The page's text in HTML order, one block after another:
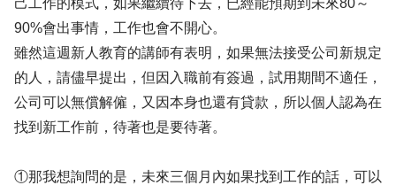
己工作的模式，如果繼續待下去，已經能預期到未來80～
90%會出事情，工作也會不開心。
雖然這週新人教育的講師有表明，如果無法接受公司新規定
的人，請儘早提出，但因入職前有簽過，試用期間不適任，
公司可以無償解僱，又因本身也還有貸款，所以個人認為在
找到新工作前，待著也是要待著。
①那我想詢問的是，未來三個月內如果找到工作的話，可以